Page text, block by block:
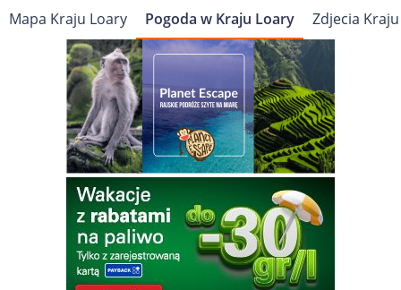
Cel podróży
Europa Francja Kraj Loary Pogoda
Mapa Kraju Loary Pogoda w Kraju Loary Zdjecia
Pogoda w Kraju Loary